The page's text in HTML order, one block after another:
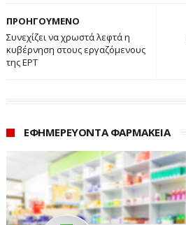
ΠΡΟΗΓΟΥΜΕΝΟ
Συνεχίζει να χρωστά λεφτά η
κυβέρνηση στους εργαζόμενους
της ΕΡΤ
ΕΦΗΜΕΡΕΥΟΝΤΑ ΦΑΡΜΑΚΕΙΑ